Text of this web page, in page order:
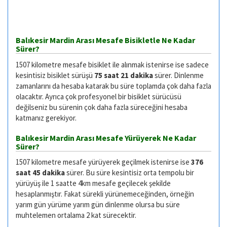
Balıkesir Mardin Arası Mesafe Bisikletle Ne Kadar
Sürer?
1507 kilometre mesafe bisiklet ile alınmak istenirse ise sadece
kesintisiz bisiklet sürüşü 75 saat 21 dakikasürer. Dinlenme
zamanlarını da hesaba katarak bu süre toplamda çok daha fazla
olacaktır. Ayrıca çok profesyonel bir bisiklet sürücüsü
değilseniz bu sürenin çok daha fazla süreceğini hesaba
katmanız gerekiyor.
Balıkesir Mardin Arası Mesafe Yürüyerek Ne Kadar
Sürer?
1507 kilometre mesafe yürüyerek geçilmek istenirse ise 376
saat 45 dakikasürer. Bu süre kesintisiz orta tempolu bir
yürüyüş ile 1 saatte 4km mesafe geçilecek şekilde
hesaplanmıştır. Fakat sürekli yürünemeceğinden, örneğin
yarım gün yürüme yarım gün dinlenme olursa bu süre
muhtelemen ortalama 2 kat sürecektir.